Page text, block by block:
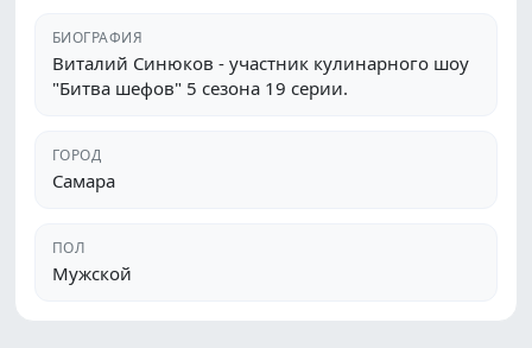
БИОГРАФИЯ
Виталий Синюков - участник кулинарного шоу
"Битва шефов" 5 сезона 19 серии.
ГОРОД
Самара
ПОЛ
Мужской